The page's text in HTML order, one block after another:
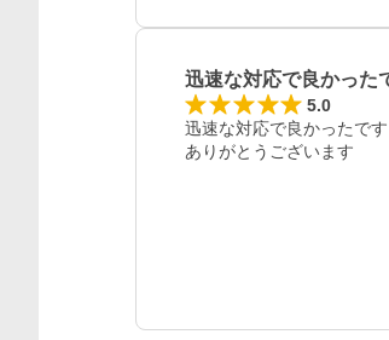
迅速な対応で良かっ
5.0
迅速な対応で良かったです
ありがとうございます